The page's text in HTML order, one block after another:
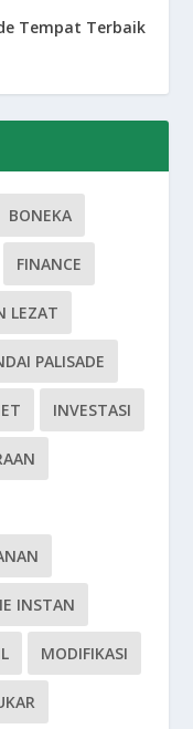
Tempat Terbaik
BONEKA
FINANCE
LEZAT
PALISADE
INVESTASI
INSTAN
MODIFIKASI